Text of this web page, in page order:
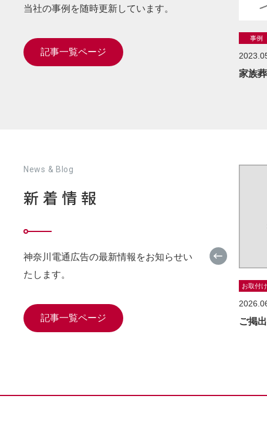
当社の事例を随時更新しています。
記事一覧ページ
事例
家族
News & Blog
新着情報
神奈川電通広告の最新情報をお知らせい
たします。
記事一覧ページ
お取付
ご掲